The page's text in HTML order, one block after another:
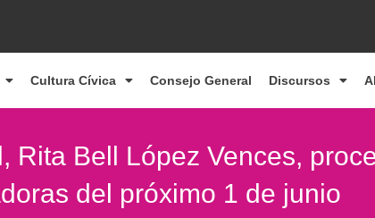
Cultura Cívica Consejo General Discursos
Rita Bell López Vences,
del próximo 1 de junio